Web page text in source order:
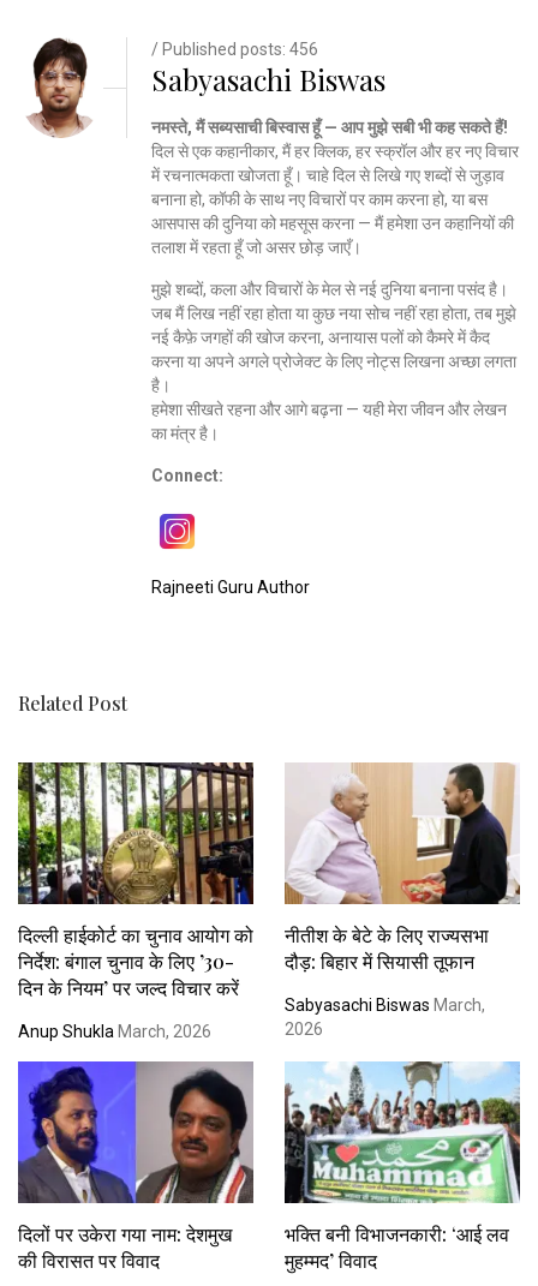
/ Published posts: 456
Sabyasachi Biswas
नमस्ते, मैं सब्यसाची बिस्वास हूँ — आप मुझे सबी भी कह सकते हैं!
दिल से एक कहानीकार, मैं हर क्लिक, हर स्क्रॉल और हर नए विचार
में रचनात्मकता खोजता हूँ। चाहे दिल से लिखे गए शब्दों से जुड़ाव
बनाना हो, कॉफी के साथ नए विचारों पर काम करना हो, या बस
आसपास की दुनिया को महसूस करना — मैं हमेशा उन कहानियों की
तलाश में रहता हूँ जो असर छोड़ जाएँ।
मुझे शब्दों, कला और विचारों के मेल से नई दुनिया बनाना पसंद है।
जब मैं लिख नहीं रहा होता या कुछ नया सोच नहीं रहा होता, तब मुझे
नई कैफ़े जगहों की खोज करना, अनायास पलों को कैमरे में कैद
करना या अपने अगले प्रोजेक्ट के लिए नोट्स लिखना अच्छा लगता
है।
हमेशा सीखते रहना और आगे बढ़ना — यही मेरा जीवन और लेखन
का मंत्र है।
Connect:
Rajneeti Guru Author
Related Post
दिल्ली हाईकोर्ट का चुनाव आयोग को
निर्देश: बंगाल चुनाव के लिए ’30-
दिन के नियम’ पर जल्द विचार करें
Anup Shukla March, 2026
नीतीश के बेटे के लिए राज्यसभा
दौड़: बिहार में सियासी तूफान
Sabyasachi Biswas March,
2026
दिलों पर उकेरा गया नाम: देशमुख
की विरासत पर विवाद
भक्ति बनी विभाजनकारी: ‘आई लव
मुहम्मद’ विवाद